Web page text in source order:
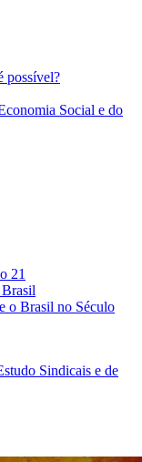
possível?
Social e do
21
o Brasil no Século
Sindicais e de